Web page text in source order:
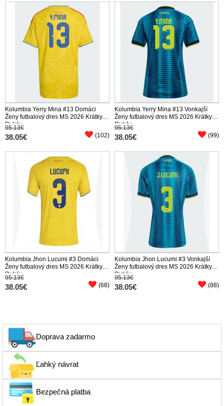
Kolumbia Yerry Mina #13 Domáci
Ženy futbalový dres MS 2026 Krátky
Rukáv
95.13€
38.05€ (102)
Kolumbia Yerry Mina #13 Vonkajší
Ženy futbalový dres MS 2026 Krátky
Rukáv
95.13€
38.05€ (99)
Kolumbia Jhon Lucumi #3 Domáci
Ženy futbalový dres MS 2026 Krátky
Rukáv
95.13€
38.05€ (68)
Kolumbia Jhon Lucumi #3 Vonkajší
Ženy futbalový dres MS 2026 Krátky
Rukáv
95.13€
38.05€ (88)
Doprava zadarmo
Ľahký návrat
Bezpečná platba